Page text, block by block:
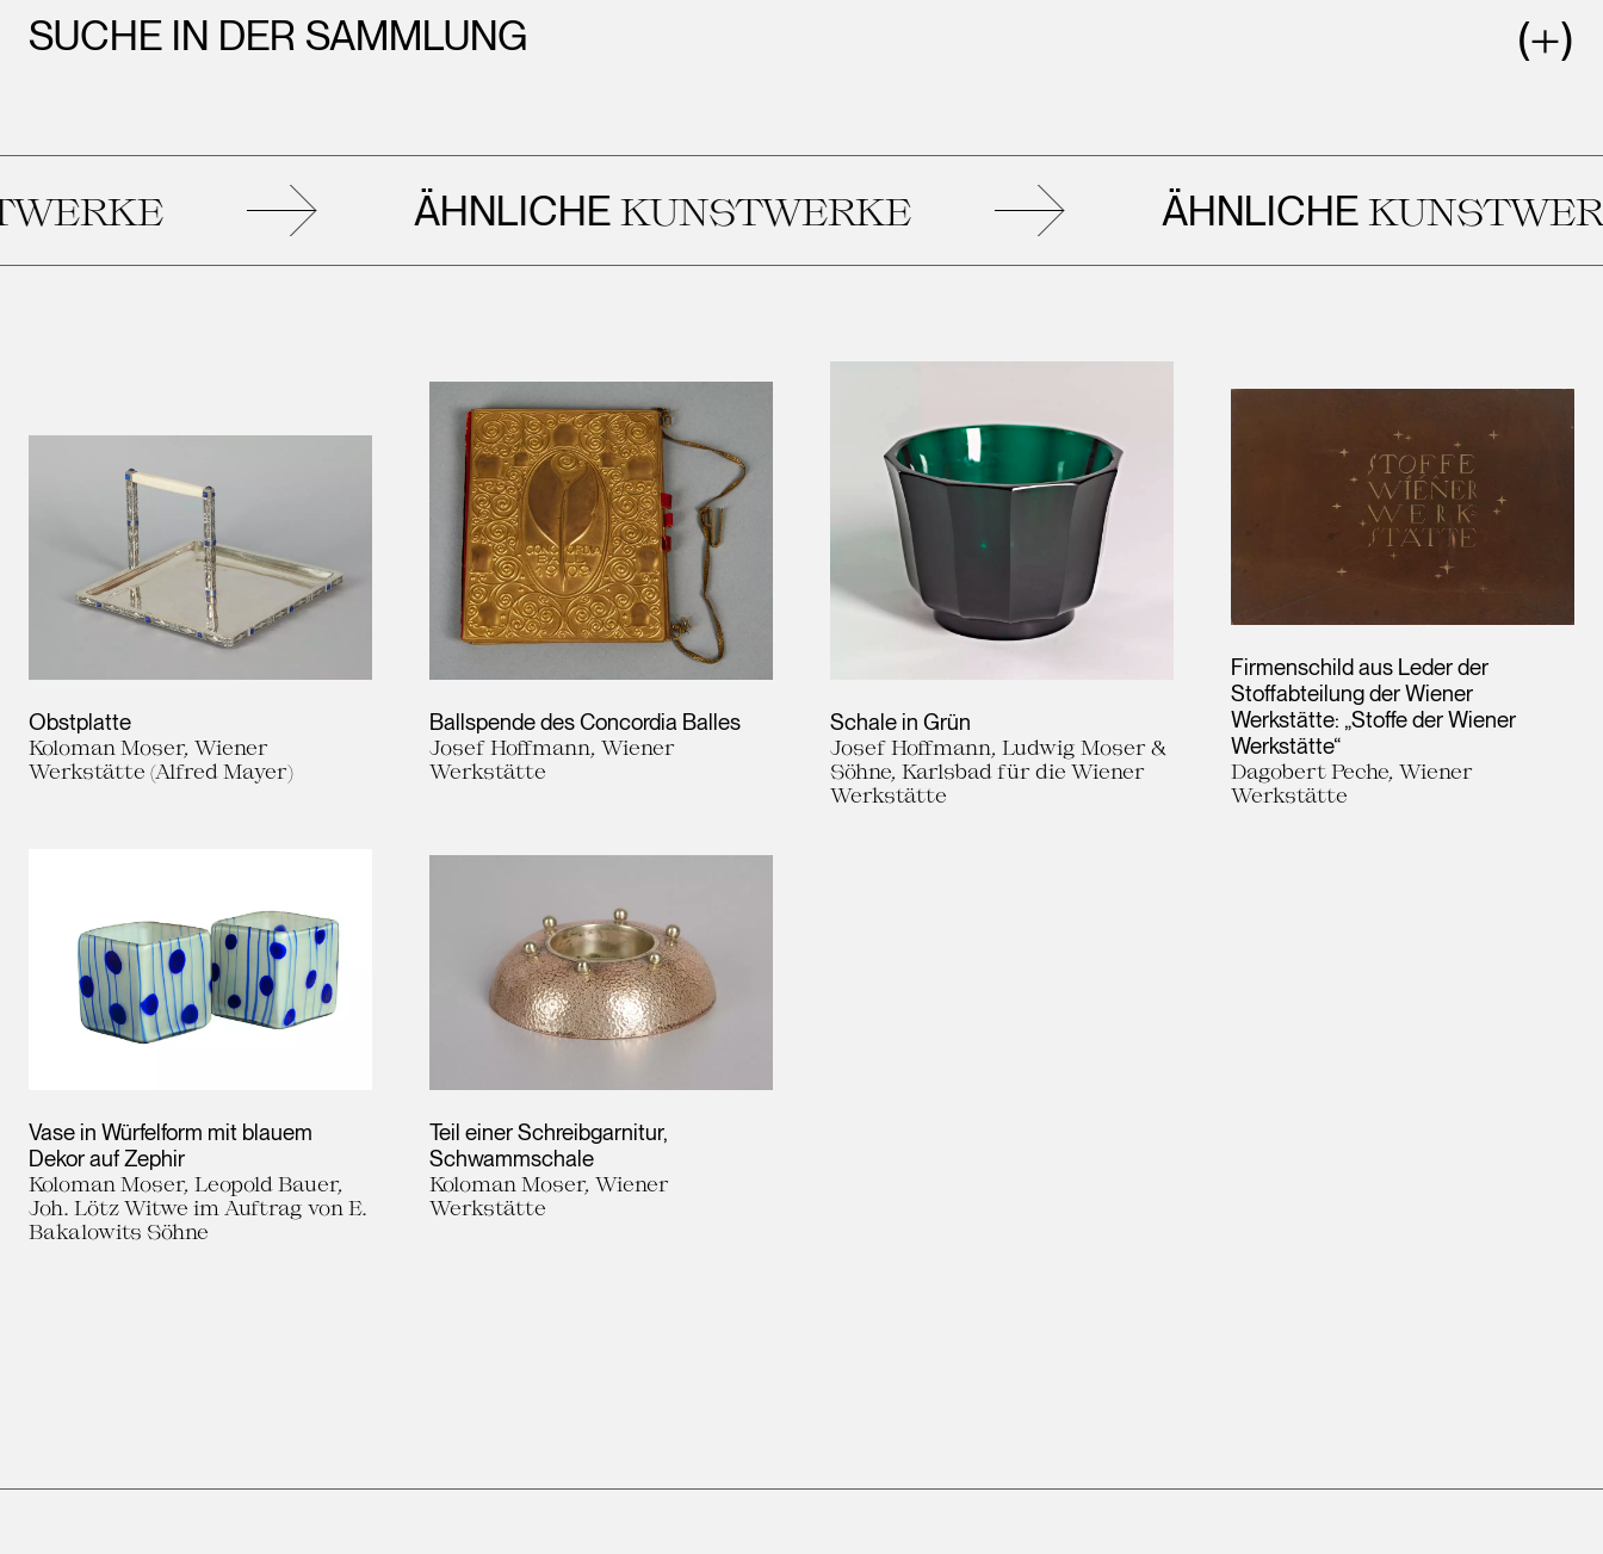
SUCHE IN DER SAMMLUNG
ÄHNLICHEKUNSTWERKE ÄHNLICHEKUNSTWERKE
Obstplatte
Koloman Moser, Wiener
Werkstätte (Alfred Mayer)
Ballspende des Concordia Balles
Josef Hoffmann, Wiener
Werkstätte
Schale in Grün
Josef Hoffmann, Ludwig Moser &
Söhne, Karlsbad für die Wiener
Werkstätte
Firmenschild aus Leder der
Stoffabteilung der Wiener
Werkstätte: „Stoffe der Wiener
Werkstätte“
Dagobert Peche, Wiener
Werkstätte
Vase in Würfelform mit blauem
Dekor auf Zephir
Koloman Moser, Leopold Bauer,
Joh. Lötz Witwe im Auftrag von E.
Bakalowits Söhne
Teil einer Schreibgarnitur,
Schwammschale
Koloman Moser, Wiener
Werkstätte